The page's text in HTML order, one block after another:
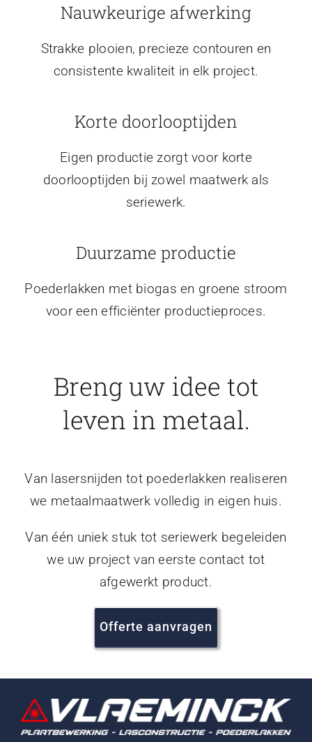
Nauwkeurige afwerking
Strakke plooien, precieze contouren en
consistente kwaliteit in elk project.
Korte doorlooptijden
Eigen productie zorgt voor korte
doorlooptijden bij zowel maatwerk als
seriewerk.
Duurzame productie
Poederlakken met biogas en groene stroom
voor een efficiënter productieproces.
Breng uw idee tot
leven in metaal.
Van lasersnijden tot poederlakken realiseren
we metaalmaatwerk volledig in eigen huis.
Van één uniek stuk tot seriewerk begeleiden
we uw project van eerste contact tot
afgewerkt product.
Offerte aanvragen